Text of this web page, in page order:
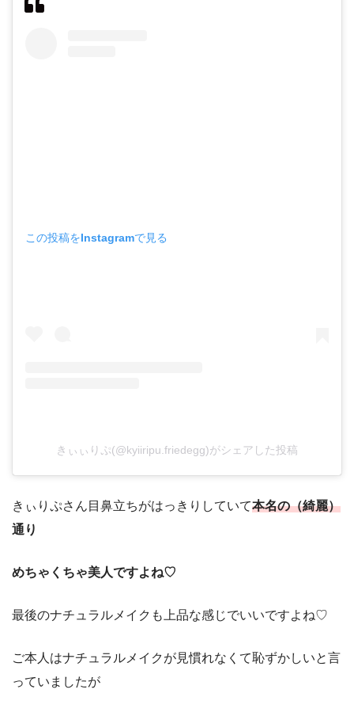
この投稿をInstagramで見る
きぃぃりぷ(@kyiiripu.friedegg)がシェアした投稿
きぃりぷさん目鼻立ちがはっきりしていて本名の（綺麗）
通り
めちゃくちゃ美人ですよね♡
最後のナチュラルメイクも上品な感じでいいですよね♡
ご本人はナチュラルメイクが見慣れなくて恥ずかしいと言
っていましたが